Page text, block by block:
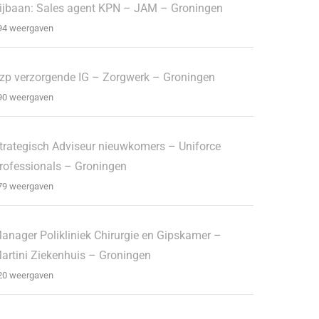
Sales agent KPN – JAM – Groningen
weergaven
verzorgende IG – Zorgwerk – Groningen
weergaven
Adviseur nieuwkomers – Uniforce
– Groningen
weergaven
Polikliniek Chirurgie en Gipskamer –
Ziekenhuis – Groningen
weergaven